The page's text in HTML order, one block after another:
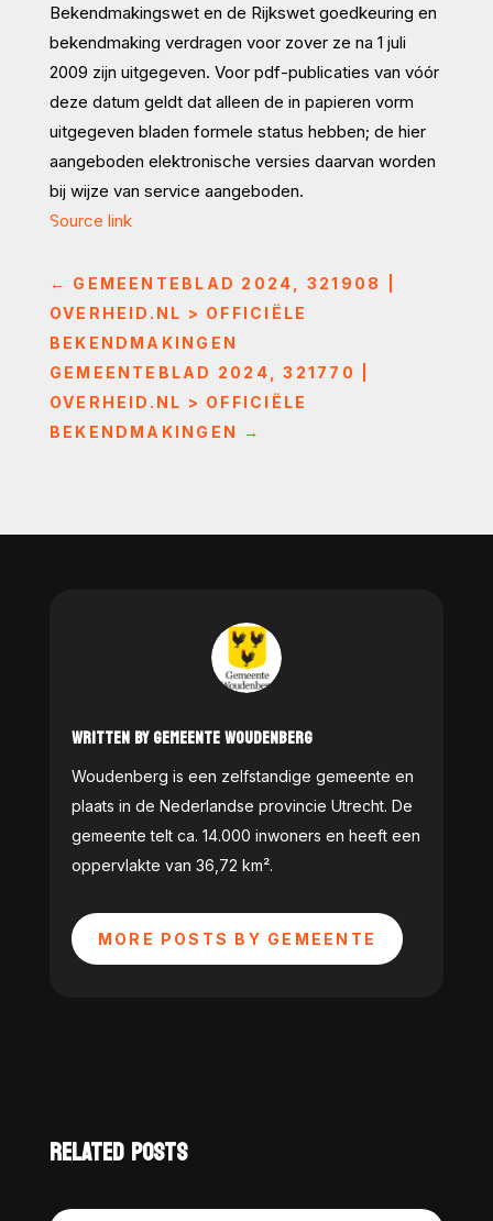
Bekendmakingswet en de Rijkswet goedkeuring en
bekendmaking verdragen voor zover ze na 1 juli
2009 zijn uitgegeven. Voor pdf-publicaties van vóór
deze datum geldt dat alleen de in papieren vorm
uitgegeven bladen formele status hebben; de hier
aangeboden elektronische versies daarvan worden
bij wijze van service aangeboden.
Source link
← GEMEENTEBLAD 2024, 321908 |
OVERHEID.NL > OFFICIËLE
BEKENDMAKINGEN
GEMEENTEBLAD 2024, 321770 |
OVERHEID.NL > OFFICIËLE
BEKENDMAKINGEN →
WRITTEN BY GEMEENTE WOUDENBERG
Woudenberg is een zelfstandige gemeente en
plaats in de Nederlandse provincie Utrecht. De
gemeente telt ca. 14.000 inwoners en heeft een
oppervlakte van 36,72 km².
MORE POSTS BY GEMEENTE
RELATED POSTS